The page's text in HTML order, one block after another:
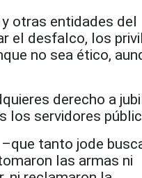
otras entidades del
el desfalco, los
no sea ético,
derecho a
los servidores
tanto jode
las armas ni